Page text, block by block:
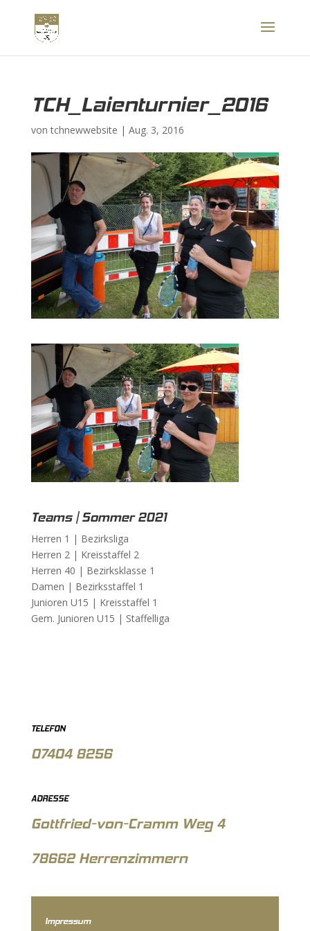
TCH_Laienturnier_2016
vontchnewwebsite | Aug. 3, 2016
Teams | Sommer 2021
Herren 1 | Bezirksliga
Herren 2 | Kreisstaffel 2
Herren 40 | Bezirksklasse 1
Damen | Bezirksstaffel 1
Junioren U15 | Kreisstaffel 1
Gem. Junioren U15 | Staffelliga
TELEFON
07404 8256
ADRESSE
Gottfried-von-Cramm Weg 4
78662 Herrenzimmern
Impressum